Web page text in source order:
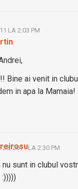
LA 2:03 PM
Bine ai venit in
in apa la Mamaia!
28, 2011 LA 2:30 PM
nu sunt in clubul